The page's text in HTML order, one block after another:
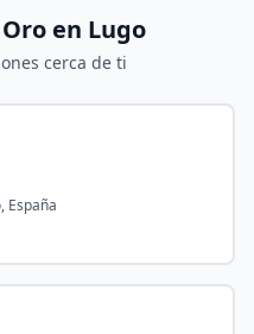
en Lugo
cerca de ti
España